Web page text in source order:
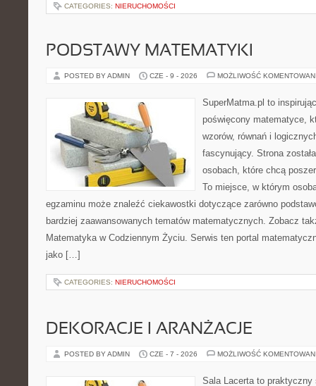
CATEGORIES: NIERUCHOMOŚCI
PODSTAWY MATEMATYKI
POSTED BY ADMIN CZE - 9 - 2026 MOŻLIWOŚĆ
SuperMatma.pl to
poświęcony matematyce,
wzorów, równań i
fascynujący. Strona
osobach, które chcą
To miejsce, w którym
egzaminu może znaleźć ciekawostki dotyczące zarówno
bardziej zaawansowanych tematów matematycznych. Zobacz
Matematyka w Codziennym Życiu. Serwis ten portal
jako […]
CATEGORIES: NIERUCHOMOŚCI
DEKORACJE I ARANŻACJE
POSTED BY ADMIN CZE - 7 - 2026 MOŻLIWOŚĆ
Sala Lacerta to praktyczny